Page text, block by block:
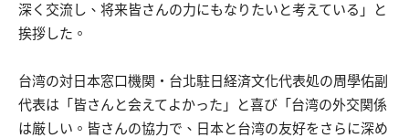
深く交流し、将来皆さんの力にもなりたいと考えている」と
挨拶した。
台湾の対日本窓口機関・台北駐日経済文化代表処の周學佑副
代表は「皆さんと会えてよかった」と喜び「台湾の外交関係
は厳しい。皆さんの協力で、日本と台湾の友好をさらに深め